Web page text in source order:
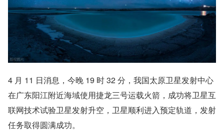
4 月 11 日消息，今晚 19 时 32 分，我国太原卫星发射中心
在广东阳江附近海域使用捷龙三号运载火箭，成功将卫星互
联网技术试验卫星发射升空，卫星顺利进入预定轨道，发射
任务取得圆满成功。